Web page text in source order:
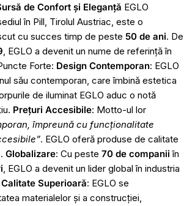
de Confort și Eleganță EGLO
în Pill, Tirolul Austriac, este o
cu succes timp de peste 50 de ani. De
, EGLO a devenit un nume de referință în
Forte: Design Contemporan: EGLO
său contemporan, care îmbină estetica
de iluminat EGLO aduc o notă
Prețuri Accesibile: Motto-ul lor
împreună cu funcționalitate
. EGLO oferă produse de calitate
Globalizare: Cu peste 70 de companii în
, EGLO a devenit un lider global în industria
Calitate Superioară: EGLO se
materialelor și a construcției,